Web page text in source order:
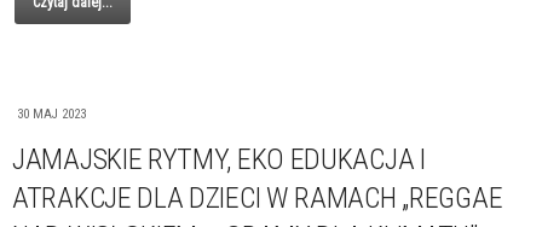
30 MAJ 2023
JAMAJSKIE RYTMY, EKO EDUKACJA I
ATRAKCJE DLA DZIECI W RAMACH „REGGAE